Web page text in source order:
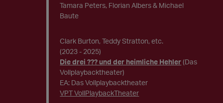
Tamara Peters, Florian Albers & Michael
Baute
Clark Burton, Teddy Stratton, etc.
(2023 - 2025)
Die drei ??? und der heimliche Hehler (Das
Vollplaybacktheater)
EA: Das Vollplaybacktheater
VPT VollPlaybackTheater